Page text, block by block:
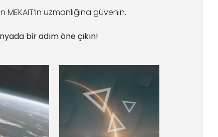
uzmanlığına güvenin.
bir adım öne çıkın!